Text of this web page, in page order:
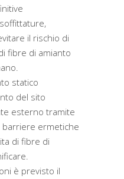
il rischio di
fibre di amianto
statico
del sito
esterno tramite
barriere ermetiche
di fibre di
è previsto il